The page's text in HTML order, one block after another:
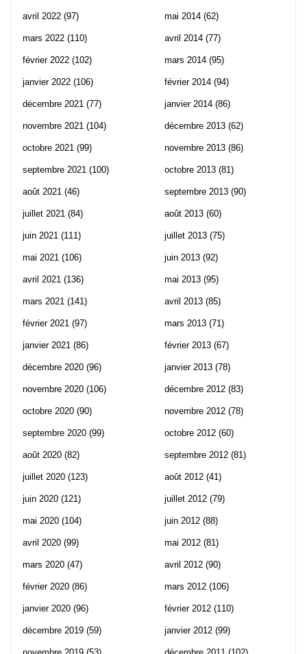
avril 2022 (97)
mars 2022 (110)
février 2022 (102)
janvier 2022 (106)
décembre 2021 (77)
novembre 2021 (104)
octobre 2021 (99)
septembre 2021 (100)
août 2021 (46)
juillet 2021 (84)
juin 2021 (111)
mai 2021 (106)
avril 2021 (136)
mars 2021 (141)
février 2021 (97)
janvier 2021 (86)
décembre 2020 (96)
novembre 2020 (106)
octobre 2020 (90)
septembre 2020 (99)
août 2020 (82)
juillet 2020 (123)
juin 2020 (121)
mai 2020 (104)
avril 2020 (99)
mars 2020 (47)
février 2020 (86)
janvier 2020 (96)
décembre 2019 (59)
mai 2014 (62)
avril 2014 (77)
mars 2014 (95)
février 2014 (94)
janvier 2014 (86)
décembre 2013 (62)
novembre 2013 (86)
octobre 2013 (81)
septembre 2013 (90)
août 2013 (60)
juillet 2013 (75)
juin 2013 (92)
mai 2013 (95)
avril 2013 (85)
mars 2013 (71)
février 2013 (67)
janvier 2013 (78)
décembre 2012 (83)
novembre 2012 (78)
octobre 2012 (60)
septembre 2012 (81)
août 2012 (41)
juillet 2012 (79)
juin 2012 (88)
mai 2012 (81)
avril 2012 (90)
mars 2012 (106)
février 2012 (110)
janvier 2012 (99)